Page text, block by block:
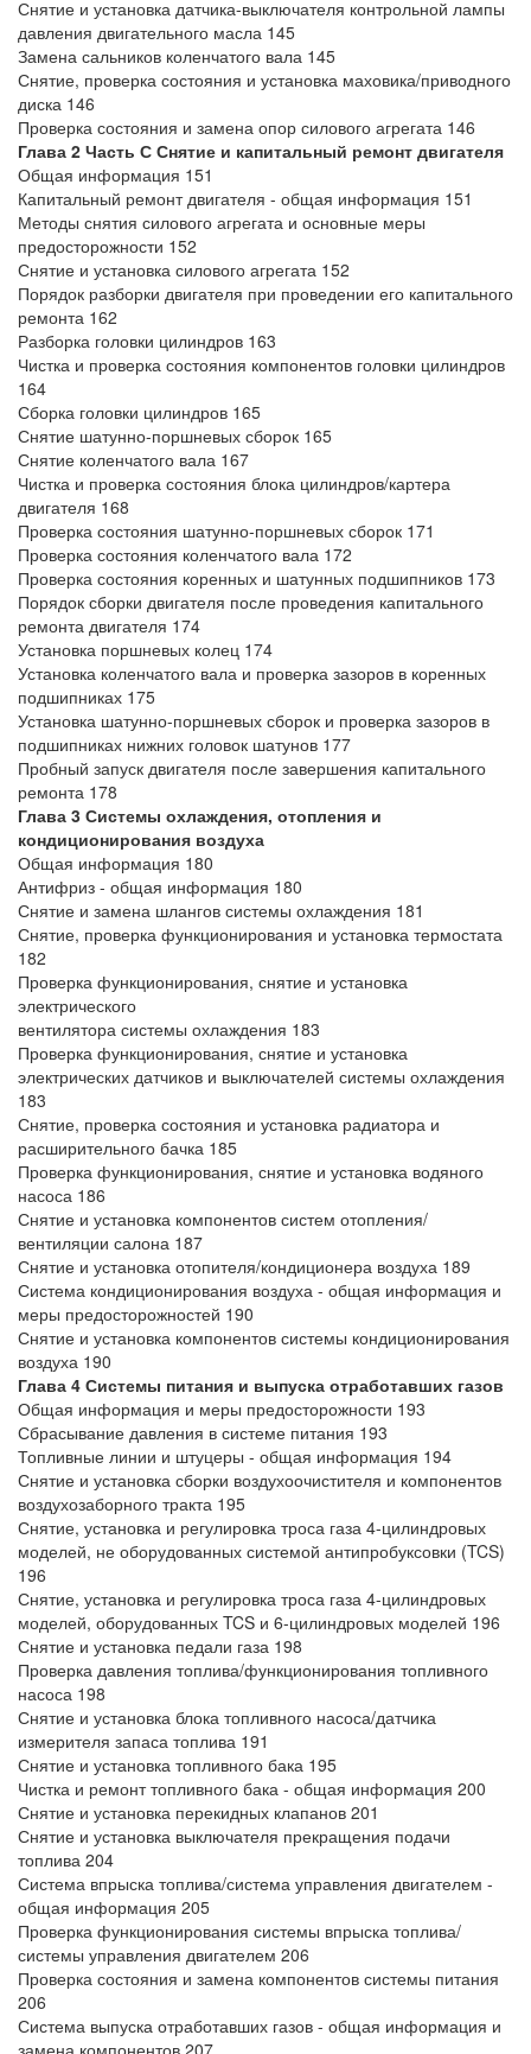
Снятие и установка датчика-выключателя контрольной лампы
давления двигательного масла 145
Замена сальников коленчатого вала 145
Снятие, проверка состояния и установка маховика/приводного
диска 146
Проверка состояния и замена опор силового агрегата 146
Глава 2 Часть С Снятие и капитальный ремонт двигателя
Общая информация 151
Капитальный ремонт двигателя - общая информация 151
Методы снятия силового агрегата и основные меры
предосторожности 152
Снятие и установка силового агрегата 152
Порядок разборки двигателя при проведении его капитального
ремонта 162
Разборка головки цилиндров 163
Чистка и проверка состояния компонентов головки цилиндров
164
Сборка головки цилиндров 165
Снятие шатунно-поршневых сборок 165
Снятие коленчатого вала 167
Чистка и проверка состояния блока цилиндров/картера
двигателя 168
Проверка состояния шатунно-поршневых сборок 171
Проверка состояния коленчатого вала 172
Проверка состояния коренных и шатунных подшипников 173
Порядок сборки двигателя после проведения капитального
ремонта двигателя 174
Установка поршневых колец 174
Установка коленчатого вала и проверка зазоров в коренных
подшипниках 175
Установка шатунно-поршневых сборок и проверка зазоров в
подшипниках нижних головок шатунов 177
Пробный запуск двигателя после завершения капитального
ремонта 178
Глава 3 Системы охлаждения, отопления и
кондиционирования воздуха
Общая информация 180
Антифриз - общая информация 180
Снятие и замена шлангов системы охлаждения 181
Снятие, проверка функционирования и установка термостата
182
Проверка функционирования, снятие и установка
электрического
вентилятора системы охлаждения 183
Проверка функционирования, снятие и установка
электрических датчиков и выключателей системы охлаждения
183
Снятие, проверка состояния и установка радиатора и
расширительного бачка 185
Проверка функционирования, снятие и установка водяного
насоса 186
Снятие и установка компонентов систем отопления/
вентиляции салона 187
Снятие и установка отопителя/кондиционера воздуха 189
Система кондиционирования воздуха - общая информация и
меры предосторожностей 190
Снятие и установка компонентов системы кондиционирования
воздуха 190
Глава 4 Системы питания и выпуска отработавших газов
Общая информация и меры предосторожности 193
Сбрасывание давления в системе питания 193
Топливные линии и штуцеры - общая информация 194
Снятие и установка сборки воздухоочистителя и компонентов
воздухозаборного тракта 195
Снятие, установка и регулировка троса газа 4-цилиндровых
моделей, не оборудованных системой антипробуксовки (TCS)
196
Снятие, установка и регулировка троса газа 4-цилиндровых
моделей, оборудованных TCS и 6-цилиндровых моделей 196
Снятие и установка педали газа 198
Проверка давления топлива/функционирования топливного
насоса 198
Снятие и установка блока топливного насоса/датчика
измерителя запаса топлива 191
Снятие и установка топливного бака 195
Чистка и ремонт топливного бака - общая информация 200
Снятие и установка перекидных клапанов 201
Снятие и установка выключателя прекращения подачи
топлива 204
Система впрыска топлива/система управления двигателем -
общая информация 205
Проверка функционирования системы впрыска топлива/
системы управления двигателем 206
Проверка состояния и замена компонентов системы питания
206
Система выпуска отработавших газов - общая информация и
замена компонентов 207